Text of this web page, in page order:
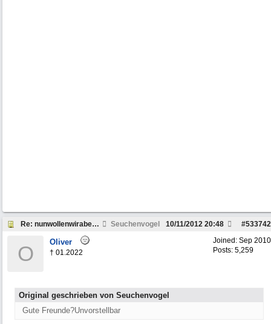
Re: nunwollenwirabermalvolgasrichtungweinachten Seuchenvogel #533742
10/11/2012 20:48
Joined: Sep 2010
Posts: 5,259
O Oliver
† 01.2022
Original geschrieben von Seuchenvogel
Gute Freunde?Unvorstellbar